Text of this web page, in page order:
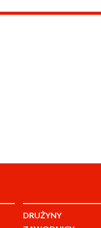
DRUŻYNY